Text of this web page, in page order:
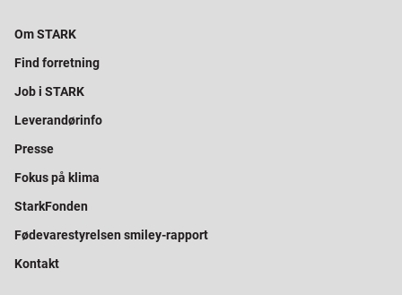
Om STARK
Find forretning
Job i STARK
Leverandørinfo
Presse
Fokus på klima
StarkFonden
Fødevarestyrelsen smiley-rapport
Kontakt